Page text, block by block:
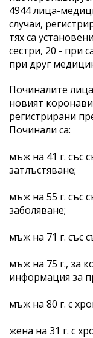
4944 лица-
случаи,
тях са
сестри, 20 - при
при друг
Починалите
новият
регистрирани
Починали са:
мъж на 41 г. със
затлъстяване;
мъж на 55 г. със
заболяване;
мъж на 71 г. със
мъж на 75 г., за
информация за
мъж на 80 г. с
жена на 31 г. с